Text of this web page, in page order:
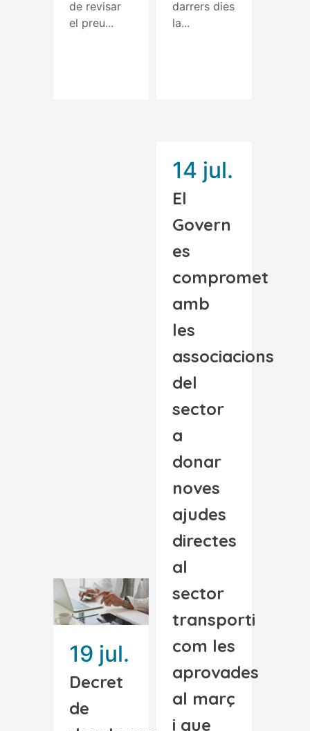
de revisar
el preu...
darrers dies
la...
19 jul.
Decret
de
14 jul.
El
Govern
es
compromet
amb
les
associacions
del
sector
a
donar
noves
ajudes
directes
al
sector
transporti
com les
aprovades
al març
i que